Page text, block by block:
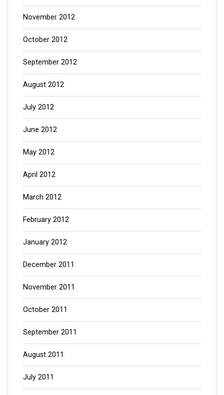
November 2012
October 2012
September 2012
August 2012
July 2012
June 2012
May 2012
April 2012
March 2012
February 2012
January 2012
December 2011
November 2011
October 2011
September 2011
August 2011
July 2011